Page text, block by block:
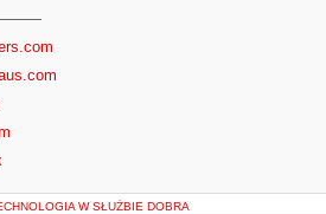
W SŁUŻBIE DOBRA